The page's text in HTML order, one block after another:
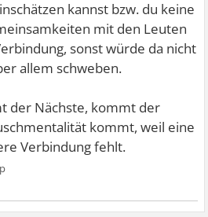
kannst bzw. du keine
mit den Leuten
sonst würde da nicht
allem schweben.
der Nächste, kommt der
kommt, weil eine
Verbindung fehlt.